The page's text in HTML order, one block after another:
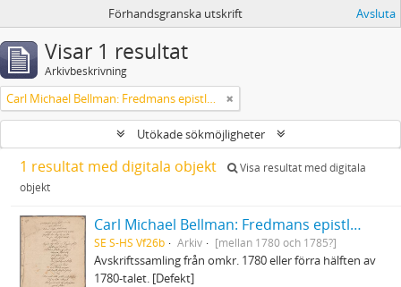
Förhandsgranska utskrift Avsluta
Visar 1 resultat
Arkivbeskrivning
Carl Michael Bellman: Fredmans epistlar och sånger m.fl. Bellman-texter
Utökade sökmöjligheter
1 resultat med digitala objekt
Visa resultat med digitala
objekt
Carl Michael Bellman: Fredmans epistlar och sånger m.fl. Bellman-texter
SE S-HS Vf26b Arkiv [mellan 1780 och 1785?]
Avskriftssamling från omkr. 1780 eller förra hälften av
1780-talet. [Defekt]